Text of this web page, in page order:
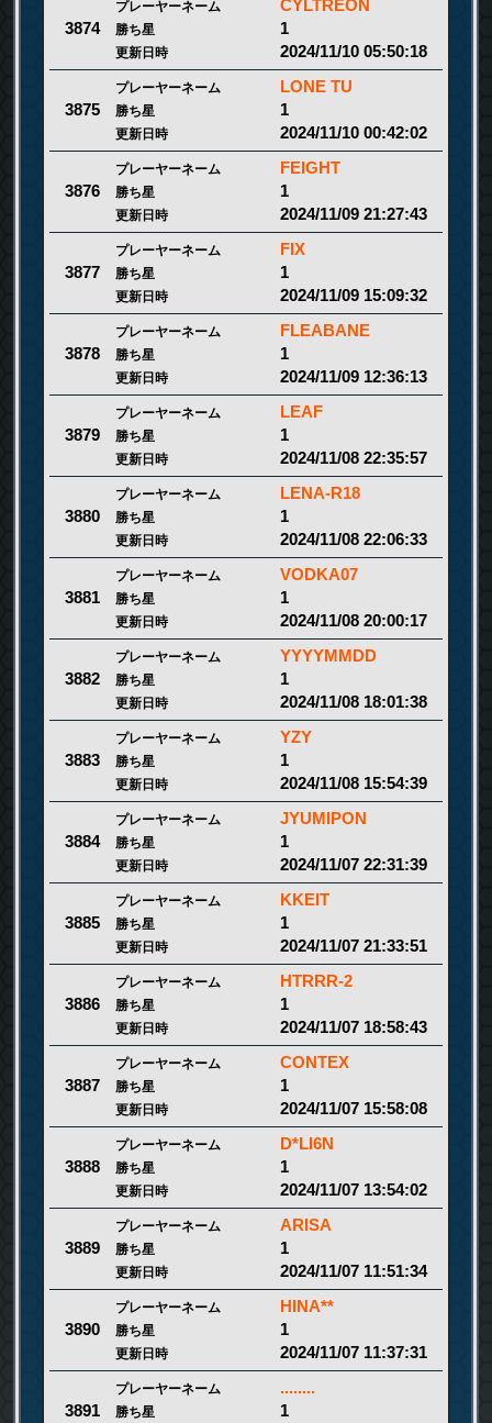
3874
プレーヤーネーム CYLTREON
勝ち星 1
更新日時 2024/11/10 05:50:18
3875
プレーヤーネーム LONE TU
勝ち星 1
更新日時 2024/11/10 00:42:02
3876
プレーヤーネーム FEIGHT
勝ち星 1
更新日時 2024/11/09 21:27:43
3877
プレーヤーネーム FIX
勝ち星 1
更新日時 2024/11/09 15:09:32
3878
プレーヤーネーム FLEABANE
勝ち星 1
更新日時 2024/11/09 12:36:13
3879
プレーヤーネーム LEAF
勝ち星 1
更新日時 2024/11/08 22:35:57
3880
プレーヤーネーム LENA-R18
勝ち星 1
更新日時 2024/11/08 22:06:33
3881
プレーヤーネーム VODKA07
勝ち星 1
更新日時 2024/11/08 20:00:17
3882
プレーヤーネーム YYYYMMDD
勝ち星 1
更新日時 2024/11/08 18:01:38
3883
プレーヤーネーム YZY
勝ち星 1
更新日時 2024/11/08 15:54:39
3884
プレーヤーネーム JYUMIPON
勝ち星 1
更新日時 2024/11/07 22:31:39
3885
プレーヤーネーム KKEIT
勝ち星 1
更新日時 2024/11/07 21:33:51
3886
プレーヤーネーム HTRRR-2
勝ち星 1
更新日時 2024/11/07 18:58:43
3887
プレーヤーネーム CONTEX
勝ち星 1
更新日時 2024/11/07 15:58:08
3888
プレーヤーネーム D*LI6N
勝ち星 1
更新日時 2024/11/07 13:54:02
3889
プレーヤーネーム ARISA
勝ち星 1
更新日時 2024/11/07 11:51:34
3890
プレーヤーネーム HINA**
勝ち星 1
更新日時 2024/11/07 11:37:31
3891
プレーヤーネーム ........
勝ち星 1